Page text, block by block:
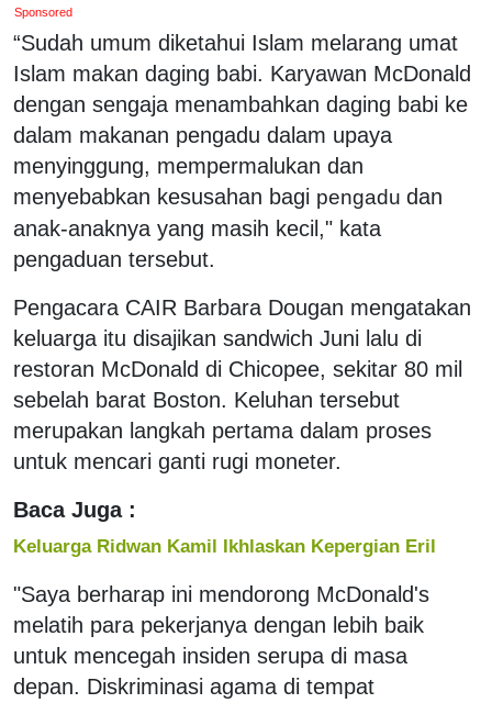
Sponsored
“Sudah umum diketahui Islam melarang umat
Islam makan daging babi. Karyawan McDonald
dengan sengaja menambahkan daging babi ke
dalam makanan pengadu dalam upaya
menyinggung, mempermalukan dan
menyebabkan kesusahan bagi pengadu dan
anak-anaknya yang masih kecil," kata
pengaduan tersebut.
Pengacara CAIR Barbara Dougan mengatakan
keluarga itu disajikan sandwich Juni lalu di
restoran McDonald di Chicopee, sekitar 80 mil
sebelah barat Boston. Keluhan tersebut
merupakan langkah pertama dalam proses
untuk mencari ganti rugi moneter.
Baca Juga :
Keluarga Ridwan Kamil Ikhlaskan Kepergian Eril
"Saya berharap ini mendorong McDonald's
melatih para pekerjanya dengan lebih baik
untuk mencegah insiden serupa di masa
depan. Diskriminasi agama di tempat